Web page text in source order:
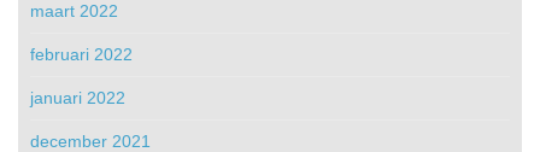
maart 2022
februari 2022
januari 2022
december 2021